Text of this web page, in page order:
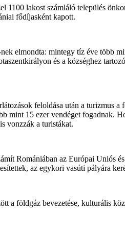
1100 lakost számláló település
fődíjasként kapott.
elmondta: mintegy tíz éve több
és a községhez
feloldása után a turizmus
mint 15 ezer vendéget fogadnak.
vonzzák a turistákat.
Romániában az Európai Uniós
az egykori vasúti pályára
a földgáz bevezetése, kulturális